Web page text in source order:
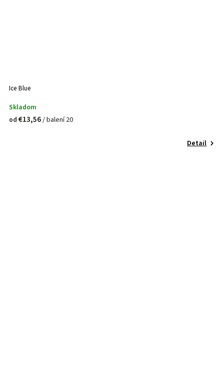
Ice Blue
Skladom
od €13,56/ balení 20
Detail